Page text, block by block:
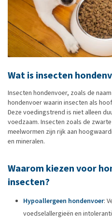
Wat is insecten
Insecten hondenvoer, zoals de
hondenvoer waarin insecten als
Deze voedingstrend is niet alleen
voedzaam. Insecten zoals de
meelwormen zijn rijk aan
en mineralen.
Waarom kiezen voor
insecten?
Hypoallergeen hondenvoer:
voedselallergieën en